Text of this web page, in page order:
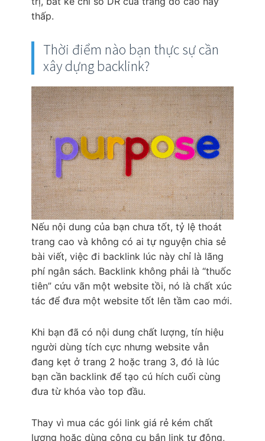
thấp.
Thời điểm nào bạn thực sự cần
xây dựng backlink?
Nếu nội dung của bạn chưa tốt, tỷ lệ thoát
trang cao và không có ai tự nguyện chia sẻ
bài viết, việc đi backlink lúc này chỉ là lãng
phí ngân sách. Backlink không phải là “thuốc
tiên” cứu vãn một website tồi, nó là chất xúc
tác để đưa một website tốt lên tầm cao mới.
Khi bạn đã có nội dung chất lượng, tín hiệu
người dùng tích cực nhưng website vẫn
đang kẹt ở trang 2 hoặc trang 3, đó là lúc
bạn cần backlink để tạo cú hích cuối cùng
đưa từ khóa vào top đầu.
Thay vì mua các gói link giá rẻ kém chất
lượng hoặc dùng công cụ bắn link tự động,